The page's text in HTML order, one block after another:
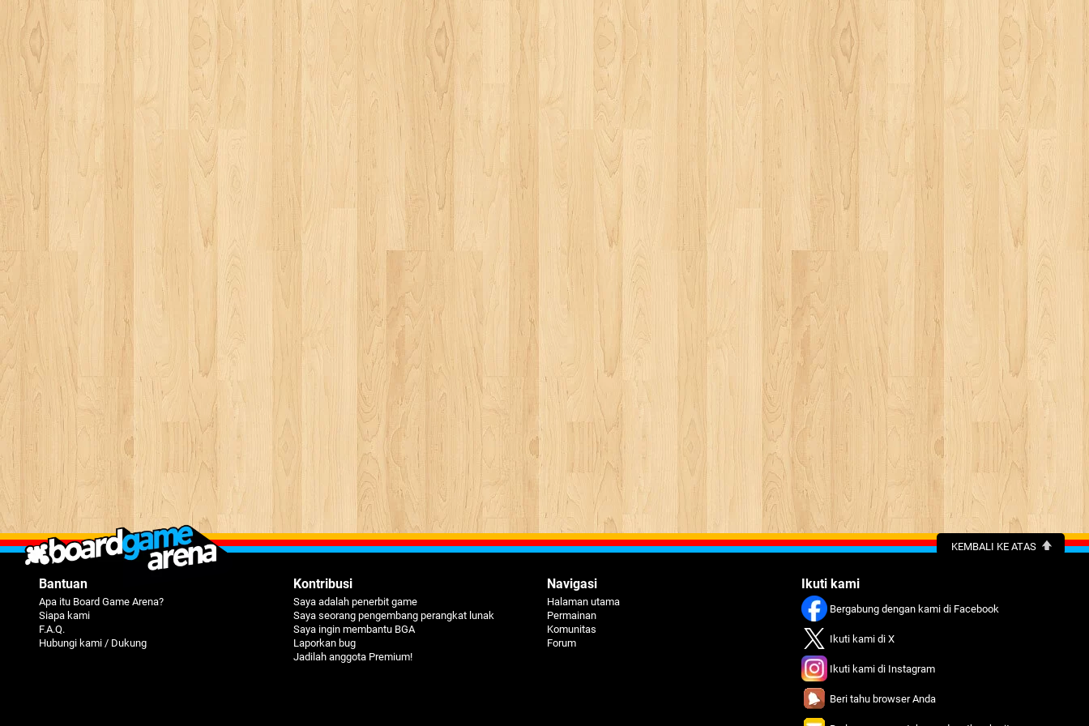
KEMBALI KE ATAS
Bantuan
Apa itu Board Game Arena?
Siapa kami
F.A.Q.
Hubungi kami / Dukung
Kontribusi
Saya adalah penerbit game
Saya seorang pengembang perangkat lunak
Saya ingin membantu BGA
Laporkan bug
Jadilah anggota Premium!
Navigasi
Halaman utama
Permainan
Komunitas
Forum
Ikuti kami
Bergabung dengan kami di Facebook
Ikuti kami di X
Ikuti kami di Instagram
Beri tahu browser Anda